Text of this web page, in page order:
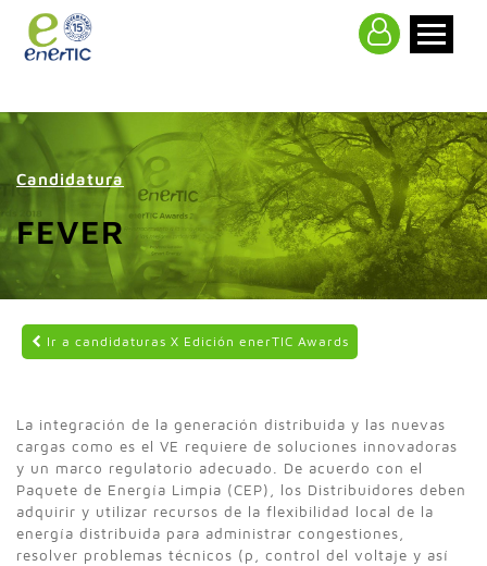
Candidatura
FEVER
Ir a candidaturas X Edición enerTIC Awards
La integración de la generación distribuida y las nuevas
cargas como es el VE requiere de soluciones innovadoras
y un marco regulatorio adecuado. De acuerdo con el
Paquete de Energía Limpia (CEP), los Distribuidores deben
adquirir y utilizar recursos de la flexibilidad local de la
energía distribuida para administrar congestiones,
resolver problemas técnicos (p, control del voltaje y así